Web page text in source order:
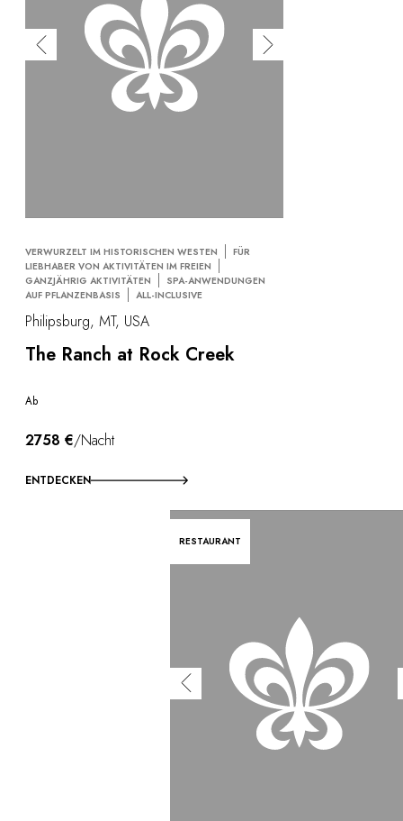
VERWURZELT IM HISTORISCHEN WESTEN
FÜR
LIEBHABER VON AKTIVITÄTEN IM FREIEN
GANZJÄHRIG AKTIVITÄTEN
SPA-ANWENDUNGEN
AUF PFLANZENBASIS
ALL-INCLUSIVE
Philipsburg, MT, USA
The Ranch at Rock Creek
Ab
2758 €/Nacht
ENTDECKEN
RESTAURANT